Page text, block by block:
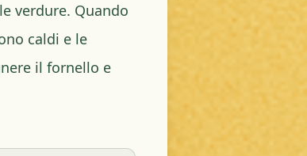
verdure. Quando
caldi e le
il fornello e